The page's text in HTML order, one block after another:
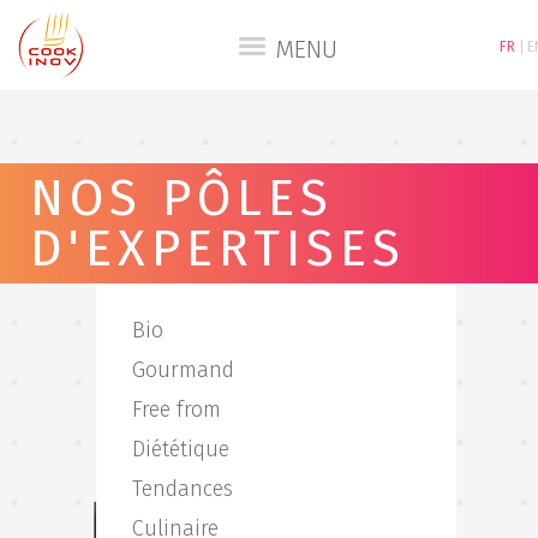
FR
MENU
NOS PÔLES
D'EXPERTISES
Bio
Gourmand
Free from
Diététique
Tendances
Culinaire